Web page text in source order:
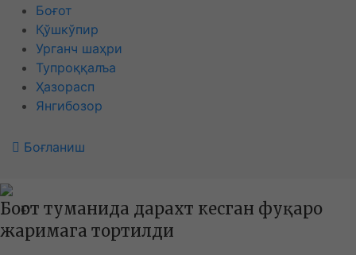
Боғот
Қўшкўпир
Урганч шаҳри
Тупроққалъа
Ҳазорасп
Янгибозор
Боғланиш
Боғот туманида дарахт кесган фуқаро
жаримага тортилди